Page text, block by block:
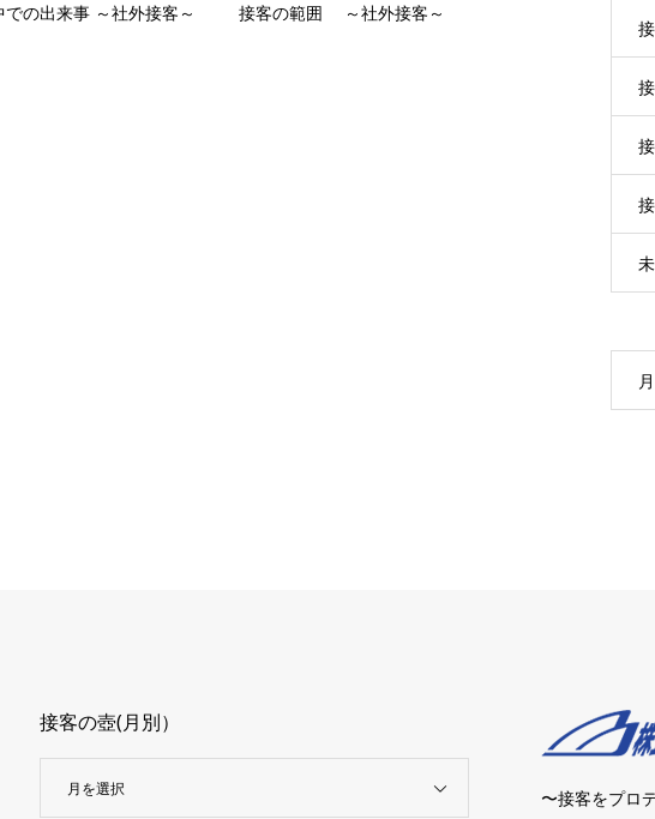
の出来事 ～社外接客～ 接客の範囲 ～社外接客～
接客の壺(月別）
月を選択
〜接客をプロ